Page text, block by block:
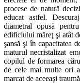
procese de natură
educat astfel.
diametral opusă
edificiului măreţ şi atât
şansă şi în capacitatea
maturul necristalizat
copilul de formarea
de cele mai multe ori
marcat de aceeaşi